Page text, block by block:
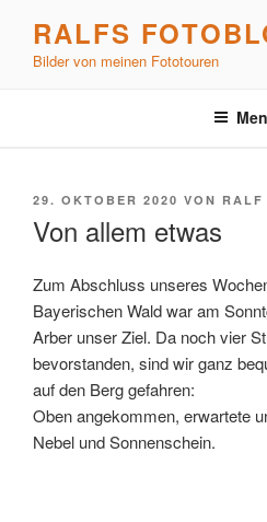
springen
RALFS
Bilder von meinen Fototouren
VERÖFFENTLICHT
29. OKTOBER 2020 VON RALF
Von allem etwas
Zum Abschluss unseres
Bayerischen Wald war am
Arber unser Ziel. Da noch vier
bevorstanden, sind wir ganz
auf den Berg gefahren:
Oben angekommen, erwartete
Nebel und Sonnenschein.